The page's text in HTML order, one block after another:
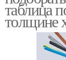
таблица
толщине